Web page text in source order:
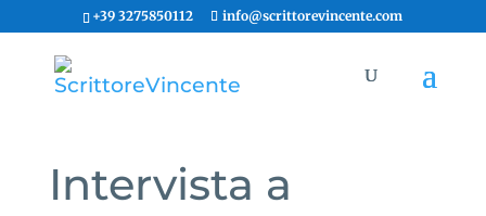
+39 3275850112 info@scrittorevincente.com
Intervista a